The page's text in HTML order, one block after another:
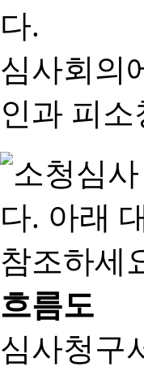
다.
심사회의
인과 피
흐름도
심사청구